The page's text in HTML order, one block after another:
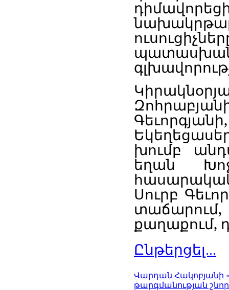
խումբ
եղան
Սուրբ
քաղաքում,
Ընթերցել...
Վարդան Հակոբյանի
թարգմանության